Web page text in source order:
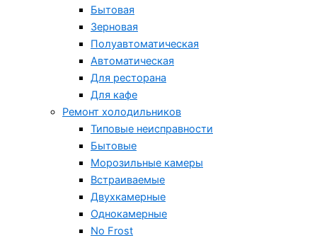
Бытовая
Зерновая
Полуавтоматическая
Автоматическая
Для ресторана
Для кафе
Ремонт холодильников
Типовые неисправности
Бытовые
Морозильные камеры
Встраиваемые
Двухкамерные
Однокамерные
No Frost